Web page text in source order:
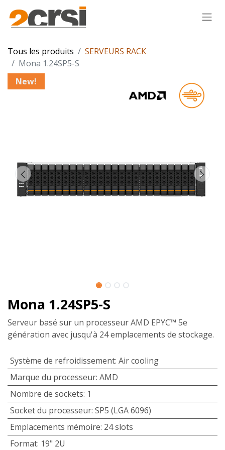
Tous les produits
SERVEURS RACK
Mona 1.24SP5-S
New!
Mona 1.24SP5-S
Serveur basé sur un processeur AMD EPYC™ 5e
génération avec jusqu'à 24 emplacements de stockage.
Système de refroidissement: Air cooling
Marque du processeur: AMD
Nombre de sockets: 1
Socket du processeur: SP5 (LGA 6096)
Emplacements mémoire: 24 slots
Format: 19" 2U